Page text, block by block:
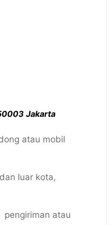
Jakarta
atau mobil
luar kota,
pengiriman atau